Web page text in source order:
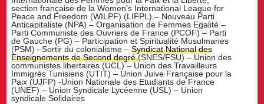
section française de la Women’s International League for
Peace and Freedom (WILPF) (LIFPL) – Nouveau Parti
Anticapitaliste (NPA) – Organisation de Femmes Egalité –
Parti Communiste des Ouvriers de France (PCOF) – Parti
de Gauche (PG) – Participation et Spiritualité Musulmanes
(PSM) –Sortir du colonialisme –Syndicat National des
Enseignements de Second degré(SNES/FSU) – Union des
communistes libertaires (UCL) – Union des Travailleurs
Immigrés Tunisiens (UTIT) – Union Juive Française pour la
Paix (UJFP) -Union Nationale des Etudiants de France
(UNEF) – Union Syndicale Lycéenne (USL) – Union
syndicale Solidaires